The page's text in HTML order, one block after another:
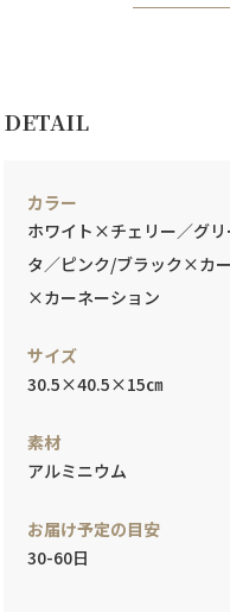
DETAIL
カラー
ホワイト×チェリー／グ
タ／ピンク/ブラック×カ
×カーネーション
サイズ
30.5×40.5×15㎝
素材
アルミニウム
お届け予定の目安
30-60日